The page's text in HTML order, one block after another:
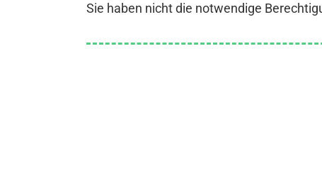
Sie haben nicht die notwendige